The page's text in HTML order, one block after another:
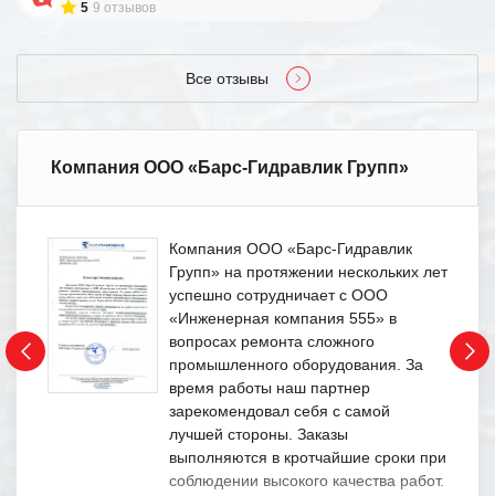
5 9 отзывов
Все отзывы
Компания ООО «Барс-Гидравлик Групп»
Компания ООО «Барс-Гидравлик
Групп» на протяжении нескольких лет
успешно сотрудничает с ООО
«Инженерная компания 555» в
вопросах ремонта сложного
промышленного оборудования. За
время работы наш партнер
зарекомендовал себя с самой
лучшей стороны. Заказы
выполняются в кротчайшие сроки при
соблюдении высокого качества работ.